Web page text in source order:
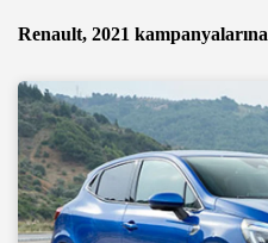
Renault, 2021